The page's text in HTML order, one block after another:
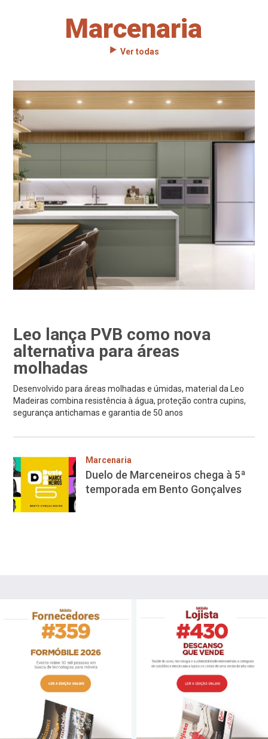
Marcenaria
Ver todas
Leo lança PVB como nova
alternativa para áreas
molhadas
Desenvolvido para áreas molhadas e úmidas, material da Leo
Madeiras combina resistência à água, proteção contra cupins,
segurança antichamas e garantia de 50 anos
Marcenaria
Duelo de Marceneiros chega à 5ª
temporada em Bento Gonçalves